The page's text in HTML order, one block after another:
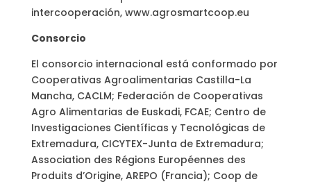
intercooperación, www.agrosmartcoop.eu
Consorcio
El consorcio internacional está conformado por
Cooperativas Agro­alimentarias Castilla-La
Mancha, CACLM; Federación de Cooperativas
Agro­ Alimentarias de Euskadi, FCAE; Centro de
Investigaciones Científicas y Tecnológicas de
Extremadura, CICYTEX-Junta de Extremadura;
Association des Régions Européennes des
Produits d’Origine, AREPO (Francia); Coop de